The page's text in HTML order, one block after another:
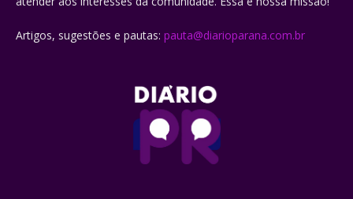
Artigos, sugestões e pautas: pauta@diarioparana.com.br